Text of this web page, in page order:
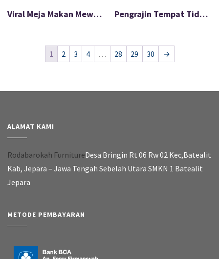
Viral Meja Makan Mewah Ivoretta Untuk Villa FS-917 Pengrajin Tempat Tidur Ariste Mewah Banyak Dibeli FS-916
1 2 3 4 … 28 29 30 →
ALAMAT KAMI
Rodabarokah FurnitureDesa Bringin Rt 06 Rw 02 Kec,Batealit
Kab, Jepara – Jawa Tengah Sebelah Utara SMKN 1 Batealit
Jepara
METODE PEMBAYARAN